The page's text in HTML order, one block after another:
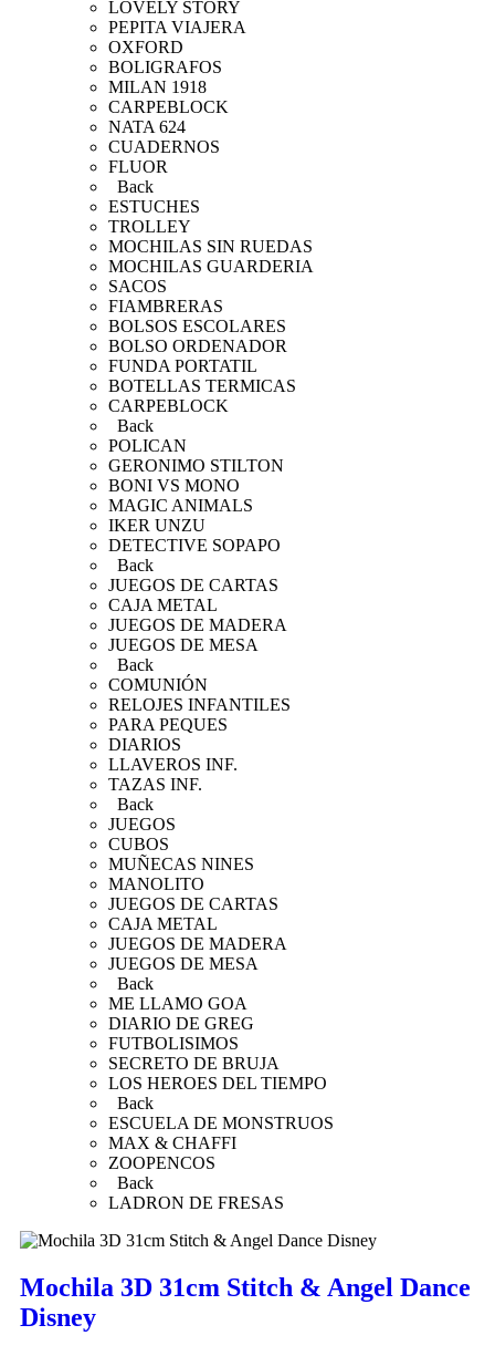
LOVELY STORY
PEPITA VIAJERA
OXFORD
BOLIGRAFOS
MILAN 1918
CARPEBLOCK
NATA 624
CUADERNOS
FLUOR
Back
ESTUCHES
TROLLEY
MOCHILAS SIN RUEDAS
MOCHILAS GUARDERIA
SACOS
FIAMBRERAS
BOLSOS ESCOLARES
BOLSO ORDENADOR
FUNDA PORTATIL
BOTELLAS TERMICAS
CARPEBLOCK
Back
POLICAN
GERONIMO STILTON
BONI VS MONO
MAGIC ANIMALS
IKER UNZU
DETECTIVE SOPAPO
Back
JUEGOS DE CARTAS
CAJA METAL
JUEGOS DE MADERA
JUEGOS DE MESA
Back
COMUNIÓN
RELOJES INFANTILES
PARA PEQUES
DIARIOS
LLAVEROS INF.
TAZAS INF.
Back
JUEGOS
CUBOS
MUÑECAS NINES
MANOLITO
JUEGOS DE CARTAS
CAJA METAL
JUEGOS DE MADERA
JUEGOS DE MESA
Back
ME LLAMO GOA
DIARIO DE GREG
FUTBOLISIMOS
SECRETO DE BRUJA
LOS HEROES DEL TIEMPO
Back
ESCUELA DE MONSTRUOS
MAX & CHAFFI
ZOOPENCOS
Back
LADRON DE FRESAS
Mochila 3D 31cm Stitch & Angel Dance
Disney